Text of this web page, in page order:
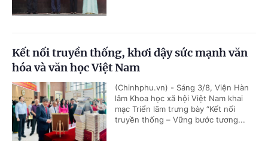
Kết nối truyền thống, khơi dậy sức mạnh văn
hóa và văn học Việt Nam
(Chinhphu.vn) - Sáng 3/8, Viện Hàn
lâm Khoa học xã hội Việt Nam khai
mạc Triển lãm trưng bày “Kết nối
truyền thống – Vững bước tương...